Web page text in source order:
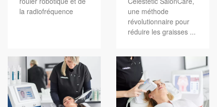
la radiofréquence
une méthode
révolutionnaire pour
réduire les graisses ...